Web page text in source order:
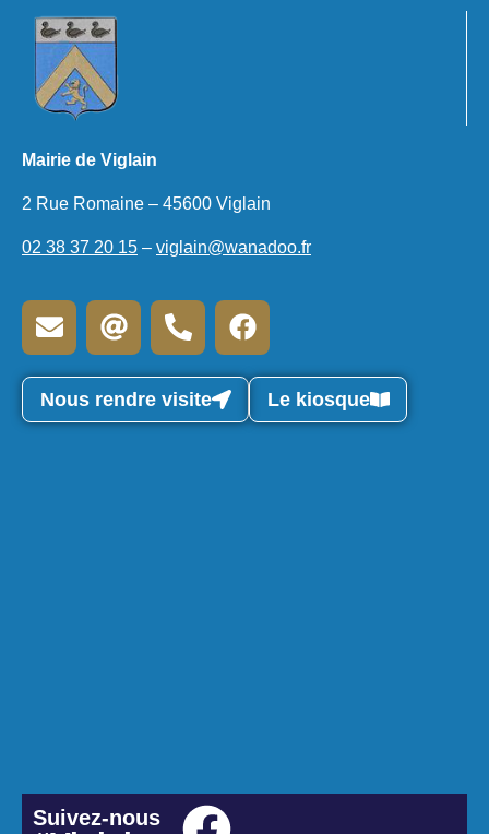
Mairie de Viglain
2 Rue Romaine – 45600 Viglain
02 38 37 20 15 – viglain@wanadoo.fr
Nous rendre visite Le kiosque
Suivez-nous